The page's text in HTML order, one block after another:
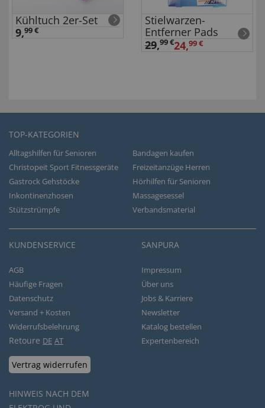
Kühltuch 2er-Set
9,99 €
Stielwarzen-
Entferner Pads
29,99 €24,99 €
TOP-KATEGORIEN
Alltagshilfen für Senioren
Bandagen kaufen
Christopeit Sport Fitnessgeräte
Freizeitanzüge Herren
Gastrock Gehstöcke
Hörhilfen für Senioren
Inkontinenzhosen
Massagesessel
Stützstrümpfe
Verbandsmaterial
KUNDENSERVICE
AGB
Häufige Fragen
Datenschutz
Versand + Kosten
Widerrufsbelehrung
Retoure DE AT
Vertrag widerrufen
HINWEIS NACH DEM
SANPURA
Impressum
Über uns
Jobs & Karriere
Newsletter
Katalog bestellen
Expertenbereich